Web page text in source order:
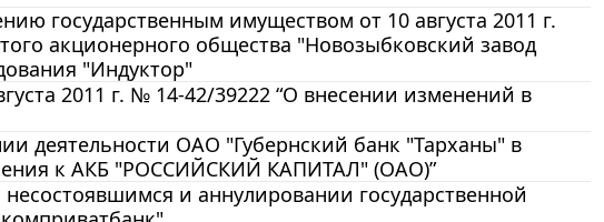
государственным имуществом от 10 августа 2011 г.
акционерного общества "Новозыбковский завод
"Индуктор"
2011 г. № 14-42/39222 “О внесении изменений в
деятельности ОАО "Губернский банк "Тарханы" в
к АКБ "РОССИЙСКИЙ КАПИТАЛ" (ОАО)”
и аннулировании государственной